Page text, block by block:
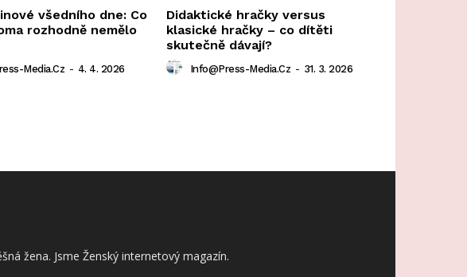
všedního dne: Co
rozhodně nemělo
Media.cz - 4. 4. 2026
Didaktické hračky versus
klasické hračky – co dítěti
skutečně dávají?
Info@press-Media.cz - 31. 3. 2026
žena. Jsme Ženský internetový magazín.